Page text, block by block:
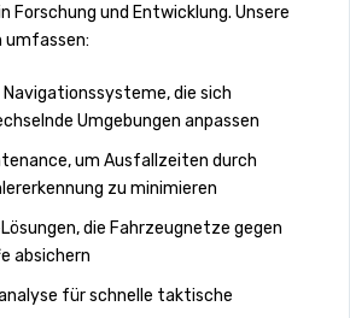
Forschung und Entwicklung. Unsere
umfassen:
die sich
Umgebungen anpassen
um Ausfallzeiten durch
zu minimieren
die Fahrzeugnetze gegen
absichern
für schnelle taktische